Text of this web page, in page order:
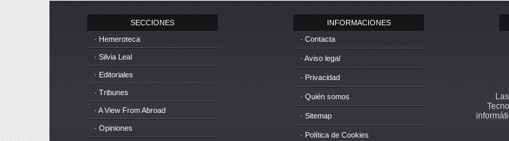
SECCIONES
· Hemeroteca
· Silvia Leal
· Editoriales
· Tribunes
· A View From Abroad
· Opiniones
INFORMACIONES
· Contacta
· Aviso legal
· Privacidad
· Quién somos
· Sitemap
· Política de Cookies